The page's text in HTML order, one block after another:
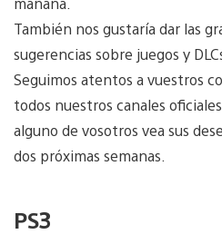
También nos gustaría dar las
sugerencias sobre juegos y
Seguimos atentos a vuestros
todos nuestros canales
alguno de vosotros vea sus
dos próximas semanas.
PS3